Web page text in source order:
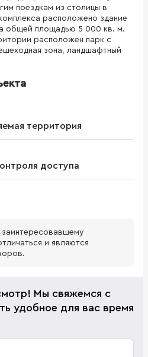
поездкам из столицы в
расположено здание
общей площадью 5 000 кв. м.
расположен парк с
зона, ландшафтный
территория
доступа
и являются
Мы свяжемся с
удобное для вас время